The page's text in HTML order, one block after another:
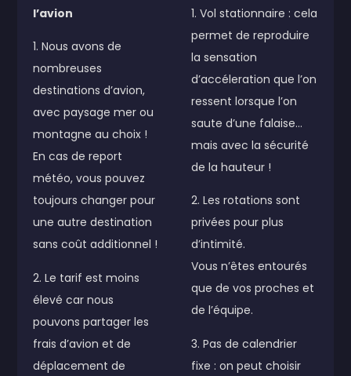
l’avion
1. Nous avons de
nombreuses
destinations d’avion,
avec paysage mer ou
montagne au choix !
En cas de report
météo, vous pouvez
toujours changer pour
une autre destination
sans coût additionnel !
2. Le tarif est moins
élevé car nous
pouvons partager les
frais d’avion et de
déplacement de
1. Vol stationnaire : cela
permet de reproduire
la sensation
d’accéleration que l’on
ressent lorsque l’on
saute d’une falaise…
mais avec la sécurité
de la hauteur !
2. Les rotations sont
privées pour plus
d’intimité.
Vous n’êtes entourés
que de vos proches et
de l’équipe.
3. Pas de calendrier
fixe : on peut choisir